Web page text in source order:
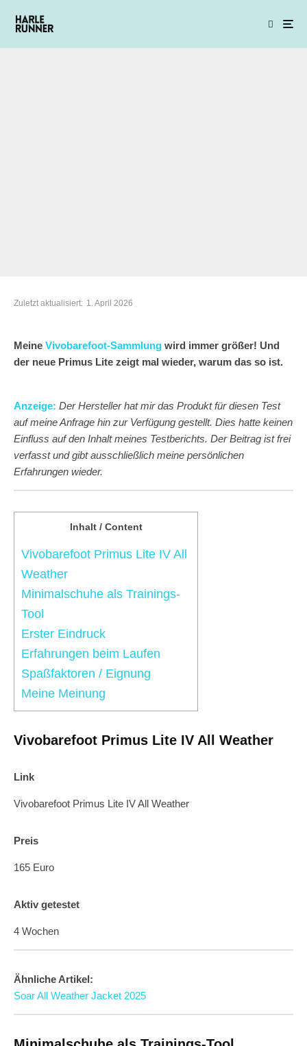
Zuletzt aktualisiert: 1. April 2026
Meine Vivobarefoot-Sammlung wird immer größer! Und
der neue Primus Lite zeigt mal wieder, warum das so ist.
Anzeige: Der Hersteller hat mir das Produkt für diesen Test
auf meine Anfrage hin zur Verfügung gestellt. Dies hatte keinen
Einfluss auf den Inhalt meines Testberichts. Der Beitrag ist frei
verfasst und gibt ausschließlich meine persönlichen
Erfahrungen wieder.
Inhalt / Content
Vivobarefoot Primus Lite IV All
Weather
Minimalschuhe als Trainings-
Tool
Erster Eindruck
Erfahrungen beim Laufen
Spaßfaktoren / Eignung
Meine Meinung
Vivobarefoot Primus Lite IV All Weather
Link
Vivobarefoot Primus Lite IV All Weather
Preis
165 Euro
Aktiv getestet
4 Wochen
Ähnliche Artikel:
Soar All Weather Jacket 2025